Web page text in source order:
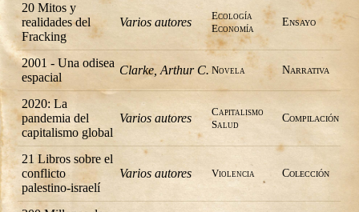
20 Mitos y
realidades del
Fracking
Varios autores
Ecología
Economía
Ensayo
2001 - Una odisea
espacial
Clarke, Arthur C. Novela Narrativa
2020: La
pandemia del
capitalismo global
Varios autores
Capitalismo
Salud
Compilación
21 Libros sobre el
conflicto
palestino-israelí
Varios autores Violencia Colección